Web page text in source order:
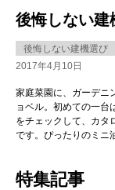
後悔しない建
後悔しない建機選び
2017年4月10日
家庭菜園に、ガーデニ
ョベル。初めての一
をチェックして、カタ
です。ぴったりのミニ
特集記事